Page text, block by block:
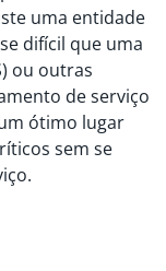
uma entidade
difícil que uma
ou outras
de serviço
ótimo lugar
sem se